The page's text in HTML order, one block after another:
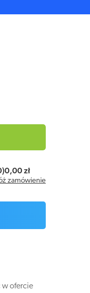
0,00 zł
zamówienie
w ofercie